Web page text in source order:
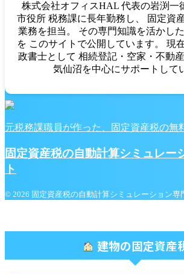
株式会社オフィスHAL 代表の岩渕一
市役所 税務課に長年勤務し、 固定資
業務を担当。 その専門知識を活かし
を このサイトで公開しています。 現
政書士として 相続登記・空家・不動
気仙沼を中心にサポートして
元税務課職員が作った、固定資産税の無
固定資産税の自動計算シミュレー
ト
© 2026 固定資産税の自動計算シミュレーション専
建物の固定資産